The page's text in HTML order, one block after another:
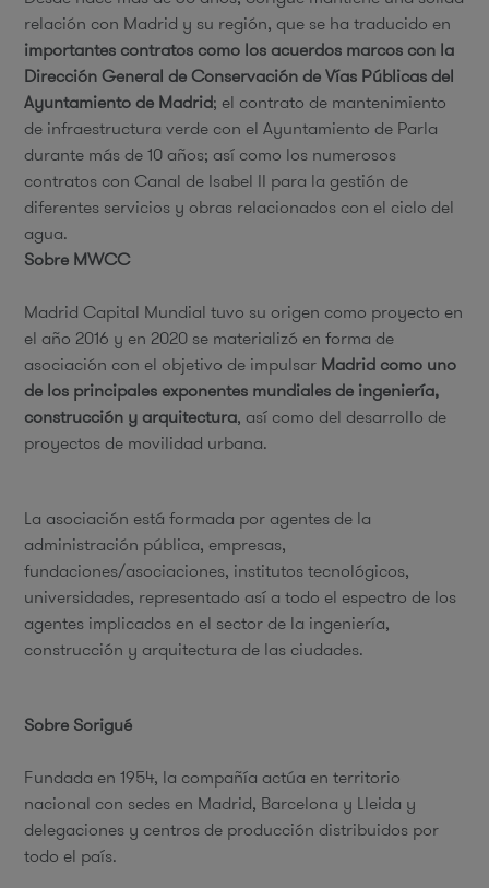
relación con Madrid y su región, que se ha traducido en
importantes contratos como los acuerdos marcos con la
Dirección General de Conservación de Vías Públicas del
Ayuntamiento de Madrid; el contrato de mantenimiento
de infraestructura verde con el Ayuntamiento de Parla
durante más de 10 años; así como los numerosos
contratos con Canal de Isabel II para la gestión de
diferentes servicios y obras relacionados con el ciclo del
agua.
Sobre MWCC
Madrid Capital Mundial tuvo su origen como proyecto en
el año 2016 y en 2020 se materializó en forma de
asociación con el objetivo de impulsar Madrid como uno
de los principales exponentes mundiales de ingeniería,
construcción y arquitectura, así como del desarrollo de
proyectos de movilidad urbana.
La asociación está formada por agentes de la
administración pública, empresas,
fundaciones/asociaciones, institutos tecnológicos,
universidades, representado así a todo el espectro de los
agentes implicados en el sector de la ingeniería,
construcción y arquitectura de las ciudades.
Sobre Sorigué
Fundada en 1954, la compañía actúa en territorio
nacional con sedes en Madrid, Barcelona y Lleida y
delegaciones y centros de producción distribuidos por
todo el país.